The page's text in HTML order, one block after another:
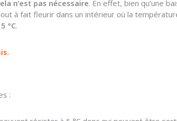
n’est pas nécessaire. En effet, bien qu’une
à fait fleurir dans un intérieur où la
°C.
: